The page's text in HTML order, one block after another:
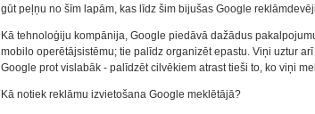
gūt peļņu no šīm lapām, kas līdz šim bijušas Google
Kā tehnoloģiju kompānija, Google piedāvā dažādus
mobilo operētājsistēmu; tie palīdz organizēt epastu. Viņi uztur
Google prot vislabāk - palīdzēt cilvēkiem atrast tieši to, ko viņi
Kā notiek reklāmu izvietošana Google meklētājā?